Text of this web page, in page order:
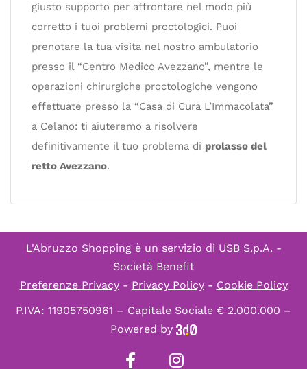
giusto supporto per affrontare nel modo più
corretto i tuoi problemi proctologici. Puoi
prenotare la tua visita nel nostro ambulatorio
presso il “Centro Medico Avezzano”, mentre le
operazioni chirurgiche proctologiche vengono
effettuate presso la “Casa di Cura L’Immacolata”
a Celano: ti aiuteremo a risolvere
definitivamente il tuo problema di prolasso del
retto Avezzano.
L'Abruzzo Shopping è un servizio di USB S.p.A. -
Società Benefit
Preferenze Privacy- Privacy Policy- Cookie Policy
P.IVA: 11905750961 – Capitale Sociale € 2.000.000 –
Powered by